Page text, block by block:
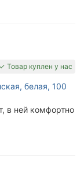
✓ Товар куплен у нас
белая, 100
в ней комфортно